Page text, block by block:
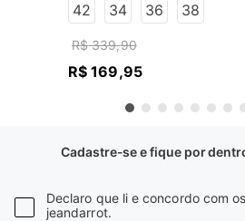
42 34 36 38
R$ 339,90
R$ 169,95
Cadastre-se e fique por
Declaro que li e concordo com
jeandarrot.